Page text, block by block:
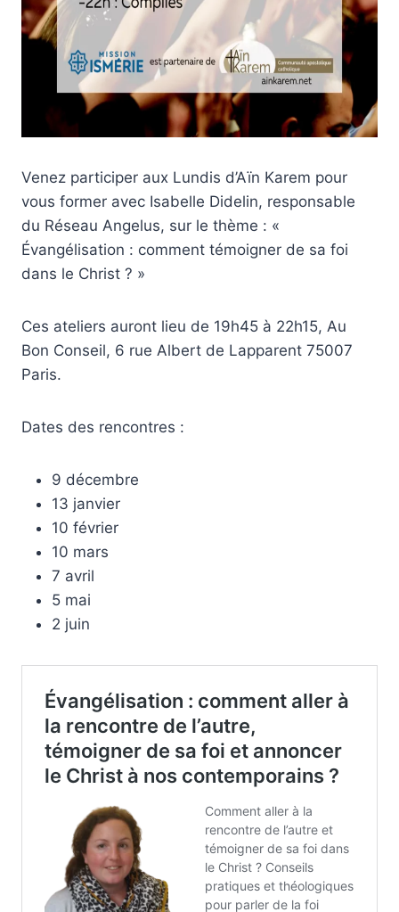
Venez participer aux Lundis d’Aïn Karem pour
vous former avec Isabelle Didelin, responsable
du Réseau Angelus, sur le thème : «
Évangélisation : comment témoigner de sa foi
dans le Christ ? »
Ces ateliers auront lieu de 19h45 à 22h15, Au
Bon Conseil, 6 rue Albert de Lapparent 75007
Paris.
Dates des rencontres :
9 décembre
13 janvier
10 février
10 mars
7 avril
5 mai
2 juin